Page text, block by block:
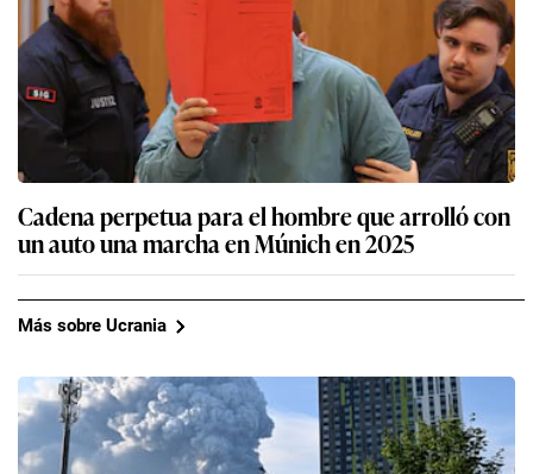
Cadena perpetua para el hombre que arrolló con
un auto una marcha en Múnich en 2025
Más sobre Ucrania